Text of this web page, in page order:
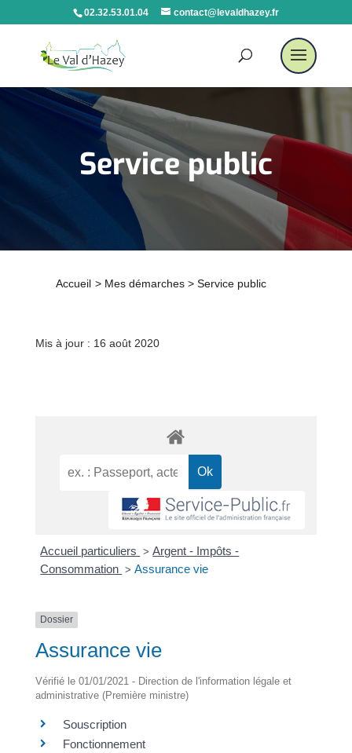
02.32.53.01.04 contact@levaldhazey.fr
Service public
Accueil > Mes démarches > Service public
Mis à jour : 16 août 2020
Accueil particuliers > Argent - Impôts -
Consommation > Assurance vie
Dossier
Assurance vie
Vérifié le 01/01/2021 - Direction de l'information légale et
administrative (Première ministre)
Souscription
Fonctionnement